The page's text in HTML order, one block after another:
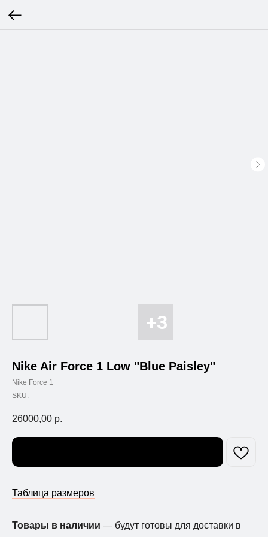
Nike Air Force 1 Low "Blue Paisley"
Nike Force 1
SKU:
26000,00 р.
Таблица размеров
Товары в наличии — будут готовы для доставки в